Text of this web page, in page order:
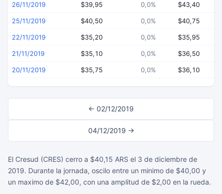
26/11/2019 $39,95 0,0% $43,40
25/11/2019 $40,50 0,0% $40,75
22/11/2019 $35,20 0,0% $35,95
21/11/2019 $35,10 0,0% $36,50
20/11/2019 $35,75 0,0% $36,10
← 02/12/2019
04/12/2019 →
El Cresud (CRES) cerro a $40,15 ARS el 3 de diciembre de
2019. Durante la jornada, oscilo entre un minimo de $40,00 y
un maximo de $42,00, con una amplitud de $2,00 en la rueda.